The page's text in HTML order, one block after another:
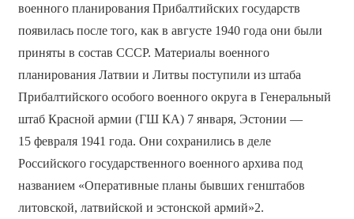
военного планирования Прибалтийских государств
появилась после того, как в августе 1940 года они были
приняты в состав СССР. Материалы военного
планирования Латвии и Литвы поступили из штаба
Прибалтийского особого военного округа в Генеральный
штаб Красной армии (ГШ КА) 7 января, Эстонии —
15 февраля 1941 года. Они сохранились в деле
Российского государственного военного архива под
названием «Оперативные планы бывших генштабов
литовской, латвийской и эстонской армий»2.